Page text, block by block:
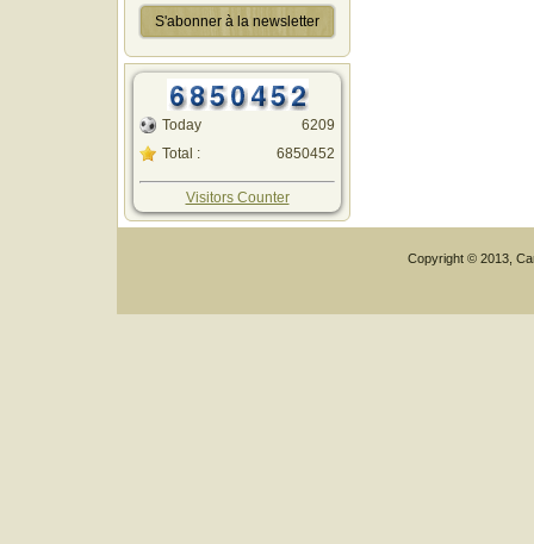
Today
Total :
6209
6850452
Visitors Counter
Copyright © 2013,